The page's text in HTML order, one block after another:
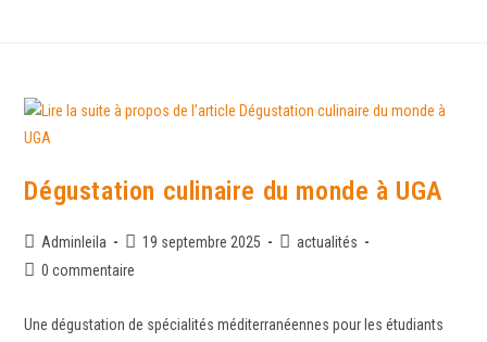
Dégustation culinaire du monde à UGA
Adminleila 19 septembre 2025
actualités
0 commentaire
Une dégustation de spécialités méditerranéennes pour les étudiants